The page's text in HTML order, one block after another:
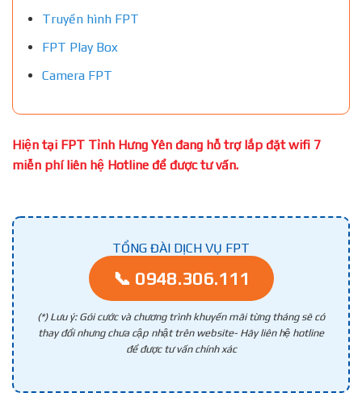
Truyền hình FPT
FPT Play Box
Camera FPT
Hiện tại FPT Tỉnh Hưng Yên đang hỗ trợ lắp đặt wifi 7
miễn phí liên hệ Hotline để được tư vấn.
TỔNG ĐÀI DỊCH VỤ FPT
📞 0948.306.111
(*) Lưu ý: Gói cước và chương trình khuyến mãi từng tháng sẽ có
thay đổi nhưng chưa cập nhật trên website- Hãy liên hệ hotline
để được tư vấn chính xác